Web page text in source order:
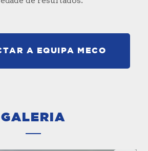
A EQUIPA MECO
GALERIA